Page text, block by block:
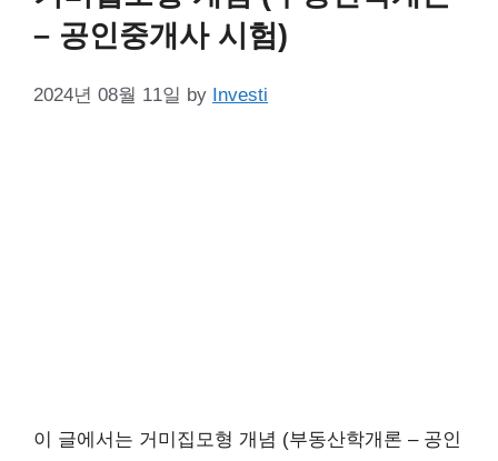
– 공인중개사 시험)
2024년 08월 11일 by Investi
이 글에서는 거미집모형 개념 (부동산학개론 – 공인